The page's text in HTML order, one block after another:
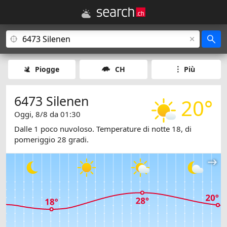
Piogge CH Più
20°
6473 Silenen
Oggi, 8/8 da 01:30
Dalle 1 poco nuvoloso. Temperature di notte 18, di
pomeriggio 28 gradi.